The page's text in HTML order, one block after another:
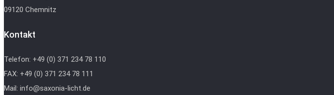
09120 Chemnitz
Kontakt
Telefon: +49 (0) 371 234 78 110
FAX: +49 (0) 371 234 78 111
Mail: info@saxonia-licht.de